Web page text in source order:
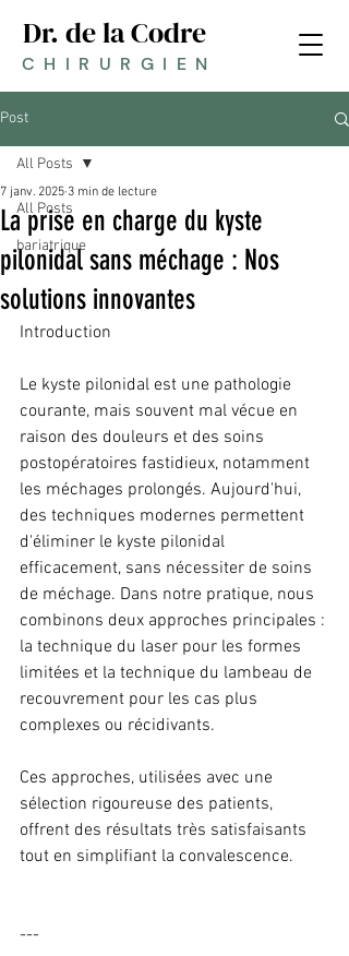
Dr. de la Codre
CHIRURGIEN
Post
All Posts
bariatrique
All Posts
La prise en charge du kyste
pilonidal sans méchage : Nos
solutions innovantes
7 janv. 2025 3 min de lecture
Introduction
Le kyste pilonidal est une pathologie
courante, mais souvent mal vécue en
raison des douleurs et des soins
postopératoires fastidieux, notamment
les méchages prolongés. Aujourd'hui,
des techniques modernes permettent
d'éliminer le kyste pilonidal
efficacement, sans nécessiter de soins
de méchage. Dans notre pratique, nous
combinons deux approches principales :
la technique du laser pour les formes
limitées et la technique du lambeau de
recouvrement pour les cas plus
complexes ou récidivants.
Ces approches, utilisées avec une
sélection rigoureuse des patients,
offrent des résultats très satisfaisants
tout en simplifiant la convalescence.
---